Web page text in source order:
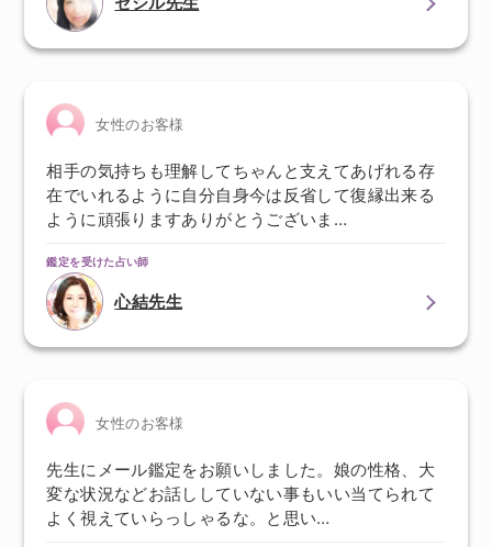
女性のお客様
相手の気持ちも理解してちゃんと支えてあげれる存
在でいれるように自分自身今は反省して復縁出来る
ように頑張りますありがとうございま…
鑑定を受けた占い師
心結先生
女性のお客様
先生にメール鑑定をお願いしました。娘の性格、大
変な状況などお話ししていない事もいい当てられて
よく視えていらっしゃるな。と思い…